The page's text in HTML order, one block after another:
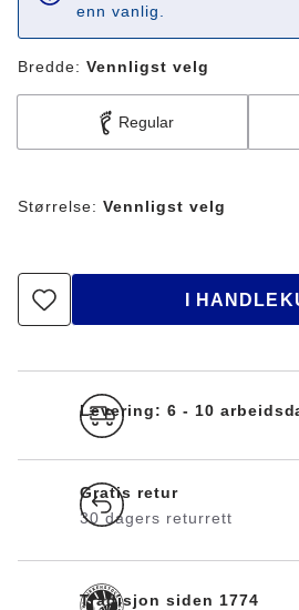
enn vanlig.
Bredde: Vennligst velg
Regular
Størrelse: Vennligst velg
I
Levering: 6 - 10
Gratis retur
30 dagers returrett
Tradisjon siden 1774